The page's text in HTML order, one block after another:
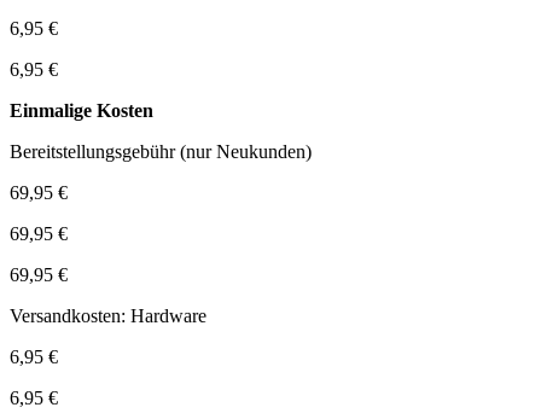
6,95 €
6,95 €
Einmalige Kosten
Bereitstellungsgebühr (nur Neukunden)
69,95 €
69,95 €
69,95 €
Versandkosten: Hardware
6,95 €
6,95 €